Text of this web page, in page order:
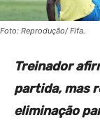
Foto: Reprodução/ Fifa.
Treinador
partida, mas
eliminação